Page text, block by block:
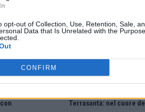
opt-out of Collection, Use, Retention, Sale,
Data that Is Unrelated with the
CONFIRM
Terrasanta: nel cuore